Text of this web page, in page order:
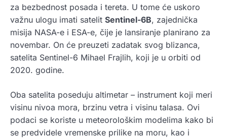
za bezbednost posada i tereta. U tome će uskoro
važnu ulogu imati satelit Sentinel-6B, zajednička
misija NASA-e i ESA-e, čije je lansiranje planirano za
novembar. On će preuzeti zadatak svog blizanca,
satelita Sentinel-6 Mihael Frajlih, koji je u orbiti od
2020. godine.
Oba satelita poseduju altimetar – instrument koji meri
visinu nivoa mora, brzinu vetra i visinu talasa. Ovi
podaci se koriste u meteorološkim modelima kako bi
se predvidele vremenske prilike na moru, kao i